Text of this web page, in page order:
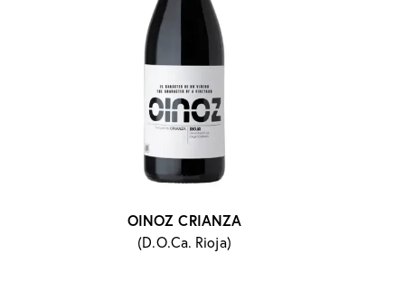
OINOZ CRIANZA
(D.O.Ca. Rioja)